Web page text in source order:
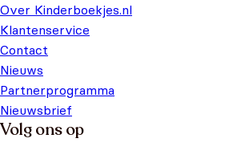
Over Kinderboekjes.nl
Klantenservice
Contact
Nieuws
Partnerprogramma
Nieuwsbrief
Volg ons op